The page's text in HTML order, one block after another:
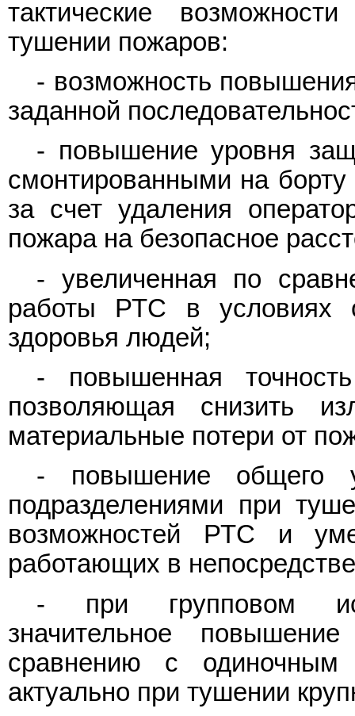
тактические
тушении пожаров:
- возможность
заданной
- повышение уровня
смонтированными на
за счет удаления
пожара на безопасное
- увеличенная по
работы РТС в условиях
здоровья людей;
- повышенная
позволяющая снизить
материальные потери от
- повышение общего
подразделениями при
возможностей РТС и
работающих в
- при групповом
значительное
сравнению с
актуально при тушении